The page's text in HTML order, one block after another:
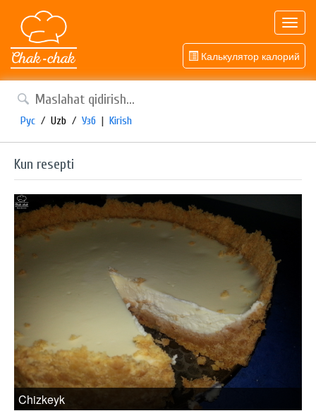
Калькулятор калорий
Рус / Uzb / Узб | Kirish
Kun resepti
Chizkeyk